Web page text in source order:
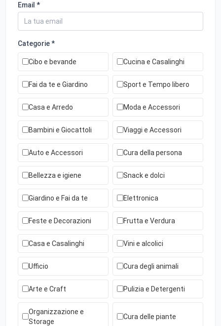
Email *
Categorie *
Cibo e bevande Cucina e Casalinghi
Fai da te e Giardino Sport e Tempo libero
Casa e Arredo Moda e Accessori
Bambini e Giocattoli Viaggi e Accessori
Auto e Accessori Cura della persona
Bellezza e igiene Snack e dolci
Giardino e Fai da te Elettronica
Feste e Decorazioni Frutta e Verdura
Casa e Casalinghi Vini e alcolici
Ufficio Cura degli animali
Arte e Craft Pulizia e Detergenti
Organizzazione e
Storage
Cura delle piante